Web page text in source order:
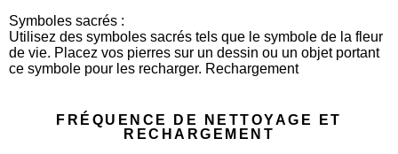
Symboles sacrés :
Utilisez des symboles sacrés tels que le symbole de la fleur
de vie. Placez vos pierres sur un dessin ou un objet portant
ce symbole pour les recharger. Rechargement
FRÉQUENCE DE NETTOYAGE ET
RECHARGEMENT